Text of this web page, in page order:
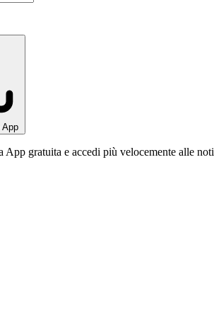
App
App gratuita e accedi più velocemente alle